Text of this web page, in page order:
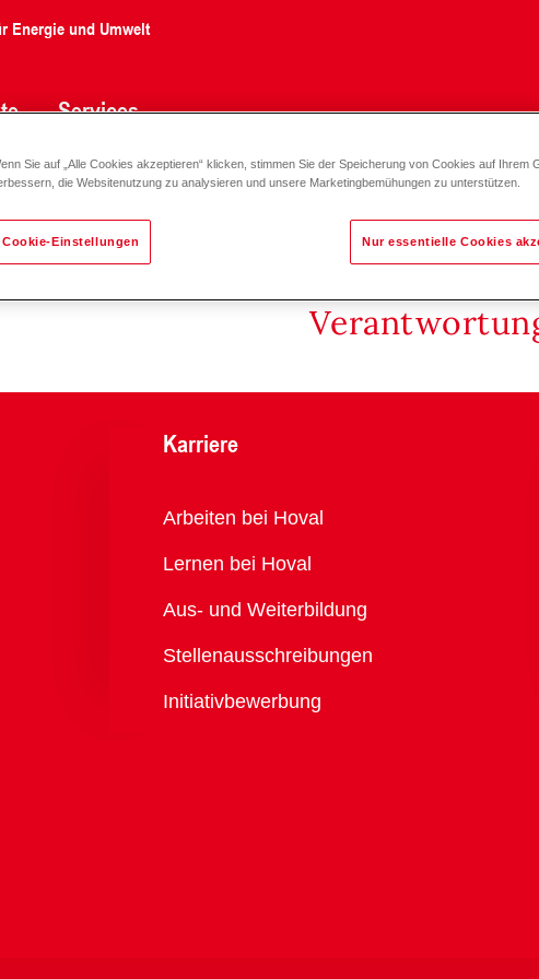
Energie und Umwelt
Services
Umschaltkugelhahn VBI60.. PN 40, 120 °C DN 15-50
Karriere
Übersicht
Arbeiten bei Hoval
Lernen bei Hoval
Aus- und Weiterbildung
Stellenausschreibungen
Initiativbewerbung
Sie auf „Alle Cookies akzeptieren“ klicken, stimmen Sie der Speicherung von Cookies auf Ihrem
die Websitenutzung zu analysieren und unsere Marketingbemühungen zu unterstützen.
Cookie-Einstellungen Nur essentielle Cookies